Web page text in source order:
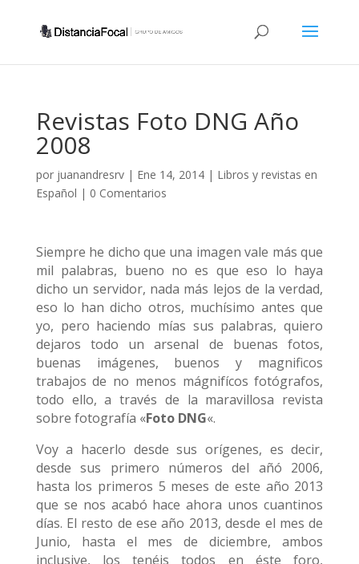
Revistas Foto DNG Año
2008
por juanandresrv| Ene 14, 2014| Libros y revistas en
Español | 0 Comentarios
Siempre he dicho que una imagen vale más que
mil palabras, bueno no es que eso lo haya
dicho un servidor, nada más lejos de la verdad,
eso lo han dicho otros, muchísimo antes que
yo, pero haciendo mías sus palabras, quiero
dejaros todo un arsenal de buenas fotos,
buenas imágenes, buenos y magnificos
trabajos de no menos mágnifícos fotógrafos,
todo ello, a través de la maravillosa revista
sobre fotografía «Foto DNG«.
Voy a hacerlo desde sus orígenes, es decir,
desde sus primero números del añó 2006,
hasta los primeros 5 meses de este año 2013
que se nos acabó hace ahora unos cuantinos
días. El resto de ese año 2013, desde el mes de
Junio, hasta el mes de diciembre, ambos
inclusive, los tenéis todos en éste foro,